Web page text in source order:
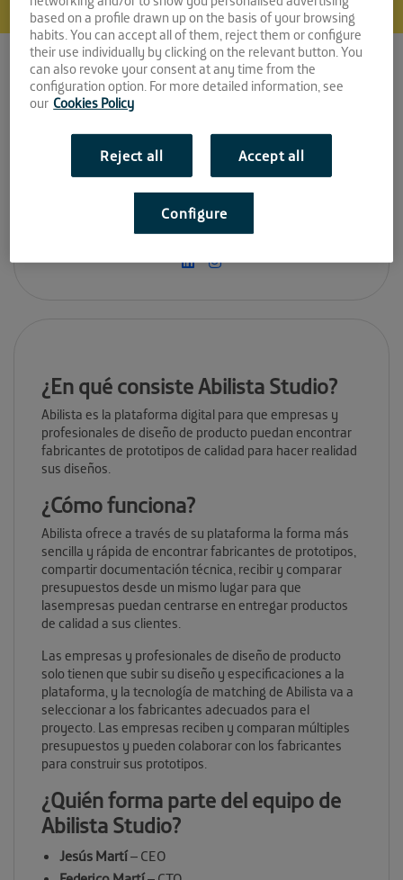
Espacio:
LA FAROLA
Convocatoria:
Sitio web:
https://abilista.com/
¿En qué consiste Abilista Studio?
Abilista es la plataforma digital para que empresas y
profesionales de diseño de producto puedan encontrar
fabricantes de prototipos de calidad para hacer realidad
sus diseños.
¿Cómo funciona?
Abilista ofrece a través de su plataforma la forma más
sencilla y rápida de encontrar fabricantes de prototipos,
compartir documentación técnica, recibir y comparar
presupuestos desde un mismo lugar para que
lasempresas puedan centrarse en entregar productos
de calidad a sus clientes.
Las empresas y profesionales de diseño de producto
solo tienen que subir su diseño y especificaciones a la
plataforma, y la tecnología de matching de Abilista va a
seleccionar a los fabricantes adecuados para el
proyecto. Las empresas reciben y comparan múltiples
presupuestos y pueden colaborar con los fabricantes
para construir sus prototipos.
¿Quién forma parte del equipo de
Abilista Studio?
Jesús Martí– CEO
based on a profile drawn up on the basis of your browsing
habits. You can accept all of them, reject them or configure
their use individually by clicking on the relevant button. You
can also revoke your consent at any time from the
configuration option. For more detailed information, see
our Cookies Policy
Reject all Accept all
Configure